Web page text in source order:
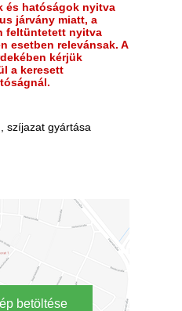
és hatóságok nyitva
járvány miatt, a
feltüntetett nyitva
esetben relevánsak. A
kérjük
a keresett
szíjazat gyártása
betöltése